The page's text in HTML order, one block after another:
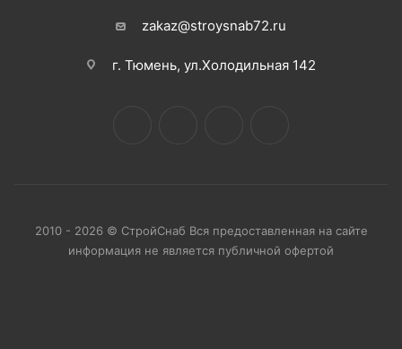
zakaz@stroysnab72.ru
г. Тюмень, ул.Холодильная 142
2010 - 2026 © СтройСнаб Вся предоставленная на сайте
информация не является публичной офертой